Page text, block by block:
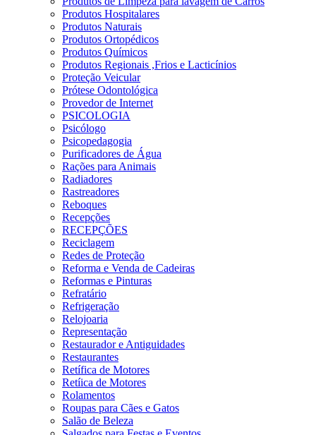
Produtos Hospitalares
Produtos Naturais
Produtos Ortopédicos
Produtos Químicos
Produtos Regionais ,Frios e Lacticínios
Proteção Veicular
Prótese Odontológica
Provedor de Internet
PSICOLOGIA
Psicólogo
Psicopedagogia
Purificadores de Água
Rações para Animais
Radiadores
Rastreadores
Reboques
Recepções
RECEPÇÕES
Reciclagem
Redes de Proteção
Reforma e Venda de Cadeiras
Reformas e Pinturas
Refratário
Refrigeração
Relojoaria
Representação
Restaurador e Antiguidades
Restaurantes
Retífica de Motores
Retíica de Motores
Rolamentos
Roupas para Cães e Gatos
Salão de Beleza